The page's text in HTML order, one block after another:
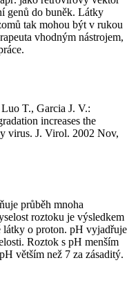
genů do buněk. Látky
tak mohou být v rukou
vhodným nástrojem,
T., Garcia J. V.:
increases the
virus. J. Virol. 2002 Nov,
průběh mnoha
roztoku je výsledkem
látky o proton. pH vyjadřuje
Roztok s pH menším
větším než 7 za zásaditý.